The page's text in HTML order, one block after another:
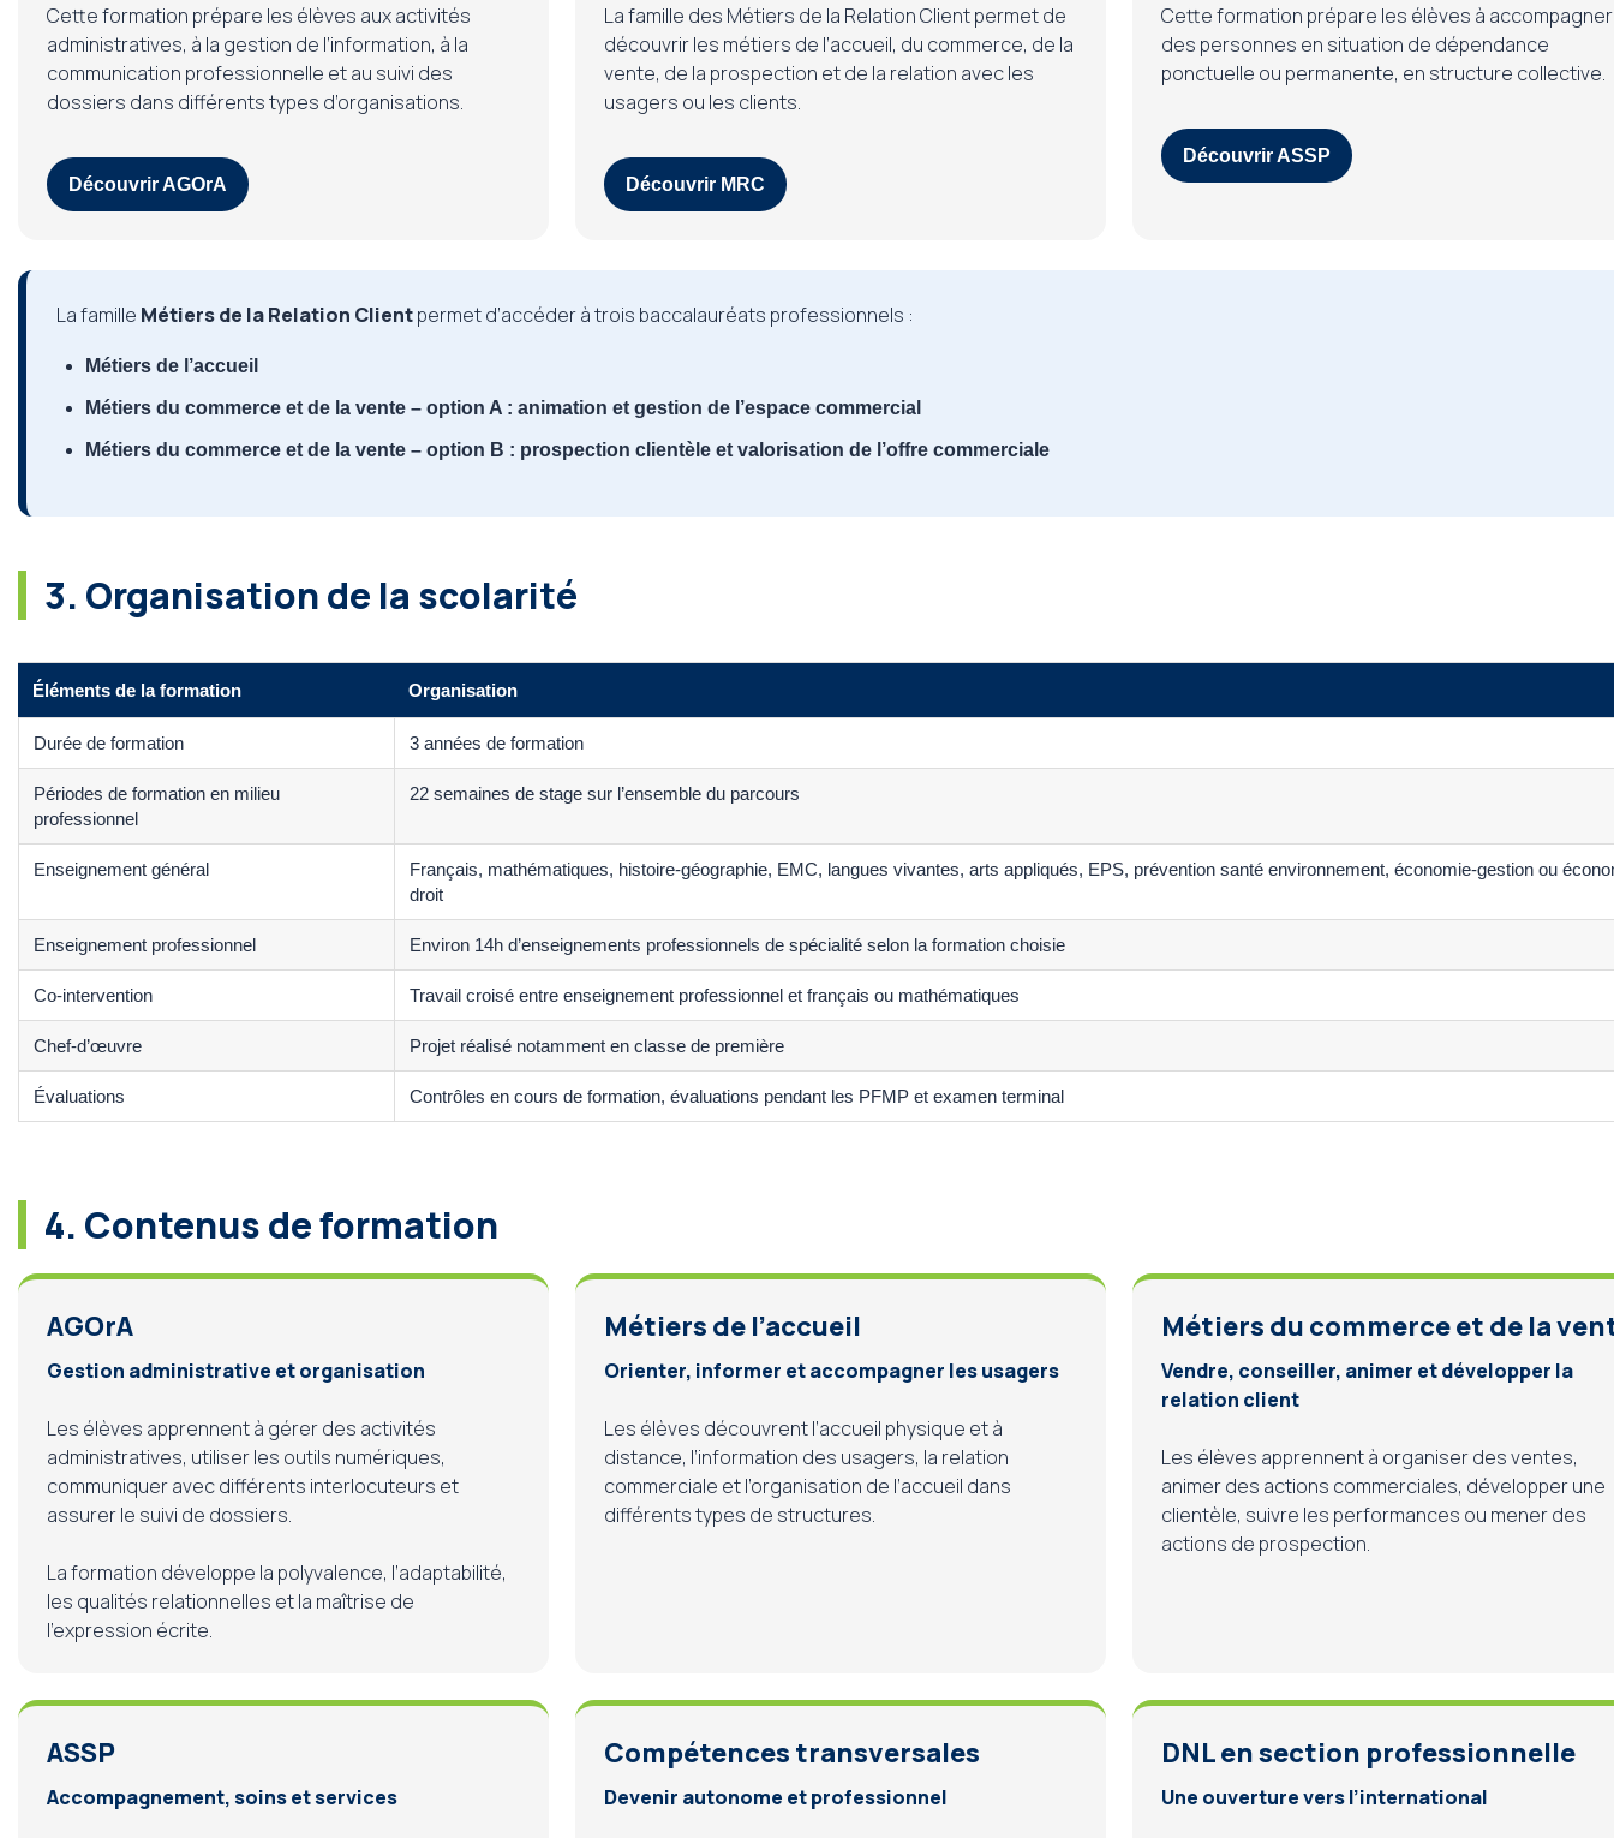
Cette formation prépare les élèves aux activités
administratives, à la gestion de l’information, à la
communication professionnelle et au suivi des
dossiers dans différents types d’organisations.
Découvrir AGOrA
La famille des Métiers de la Relation Client permet de
découvrir les métiers de l’accueil, du commerce, de la
vente, de la prospection et de la relation avec les
usagers ou les clients.
Découvrir MRC
Cette formation prépare les élèves à accompagner
des personnes en situation de dépendance
ponctuelle ou permanente, en structure collective.
Découvrir ASSP
La famille Métiers de la Relation Clientpermet d’accéder à trois baccalauréats professionnels :
Métiers de l’accueil
Métiers du commerce et de la vente – option A : animation et gestion de l’espace commercial
Métiers du commerce et de la vente – option B : prospection clientèle et valorisation de l’offre commerciale
3. Organisation de la scolarité
Éléments de la formation Organisation
Durée de formation 3 années de formation
Périodes de formation en milieu
professionnel
22 semaines de stage sur l’ensemble du parcours
Enseignement général
Français, mathématiques, histoire-géographie, EMC, langues vivantes, arts appliqués, EPS, prévention santé environnement, économie-gestion ou
droit
Enseignement professionnel Environ 14h d’enseignements professionnels de spécialité selon la formation choisie
Co-intervention Travail croisé entre enseignement professionnel et français ou mathématiques
Chef-d’œuvre Projet réalisé notamment en classe de première
Évaluations Contrôles en cours de formation, évaluations pendant les PFMP et examen terminal
4. Contenus de formation
AGOrA
Gestion administrative et organisation
Les élèves apprennent à gérer des activités
administratives, utiliser les outils numériques,
communiquer avec différents interlocuteurs et
assurer le suivi de dossiers.
La formation développe la polyvalence, l’adaptabilité,
les qualités relationnelles et la maîtrise de
l’expression écrite.
Métiers de l’accueil
Orienter, informer et accompagner les usagers
Les élèves découvrent l’accueil physique et à
distance, l’information des usagers, la relation
commerciale et l’organisation de l’accueil dans
différents types de structures.
Métiers du commerce et de la
Vendre, conseiller, animer et développer la
relation client
Les élèves apprennent à organiser des ventes,
animer des actions commerciales, développer une
clientèle, suivre les performances ou mener des
actions de prospection.
ASSP
Accompagnement, soins et services
Compétences transversales
Devenir autonome et professionnel
DNL en section professionnelle
Une ouverture vers l’international